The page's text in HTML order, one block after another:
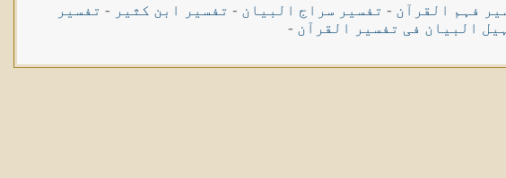
فہم القرآن - تفسیر سراج البیان - تفسیر ابن کثیر - تفسیر
البیان فی تفسیر القرآن -